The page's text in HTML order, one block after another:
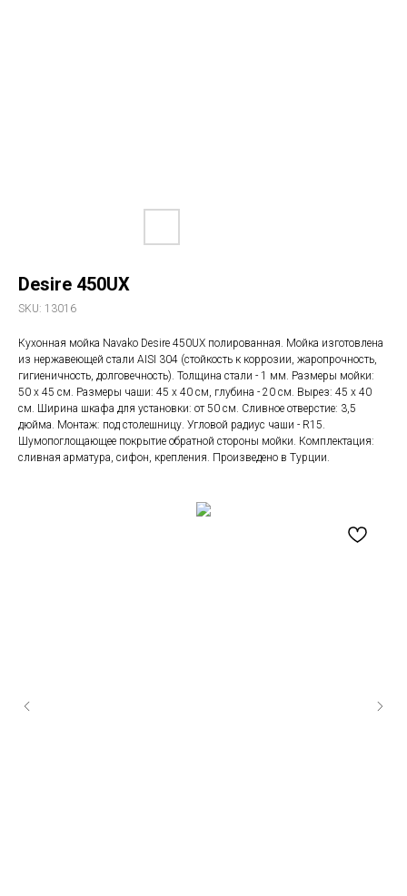
Desire 450UX
SKU: 13016
Кухонная мойка Navako Desire 450UX полированная. Мойка изготовлена
из нержавеющей стали AISI 304 (стойкость к коррозии, жаропрочность,
гигиеничность, долговечность). Толщина стали - 1 мм. Размеры мойки:
50 х 45 см. Размеры чаши: 45 х 40 см, глубина - 20 см. Вырез: 45 х 40
см. Ширина шкафа для установки: от 50 см. Сливное отверстие: 3,5
дюйма. Монтаж: под столешницу. Угловой радиус чаши - R15.
Шумопоглощающее покрытие обратной стороны мойки. Комплектация:
сливная арматура, сифон, крепления. Произведено в Турции.